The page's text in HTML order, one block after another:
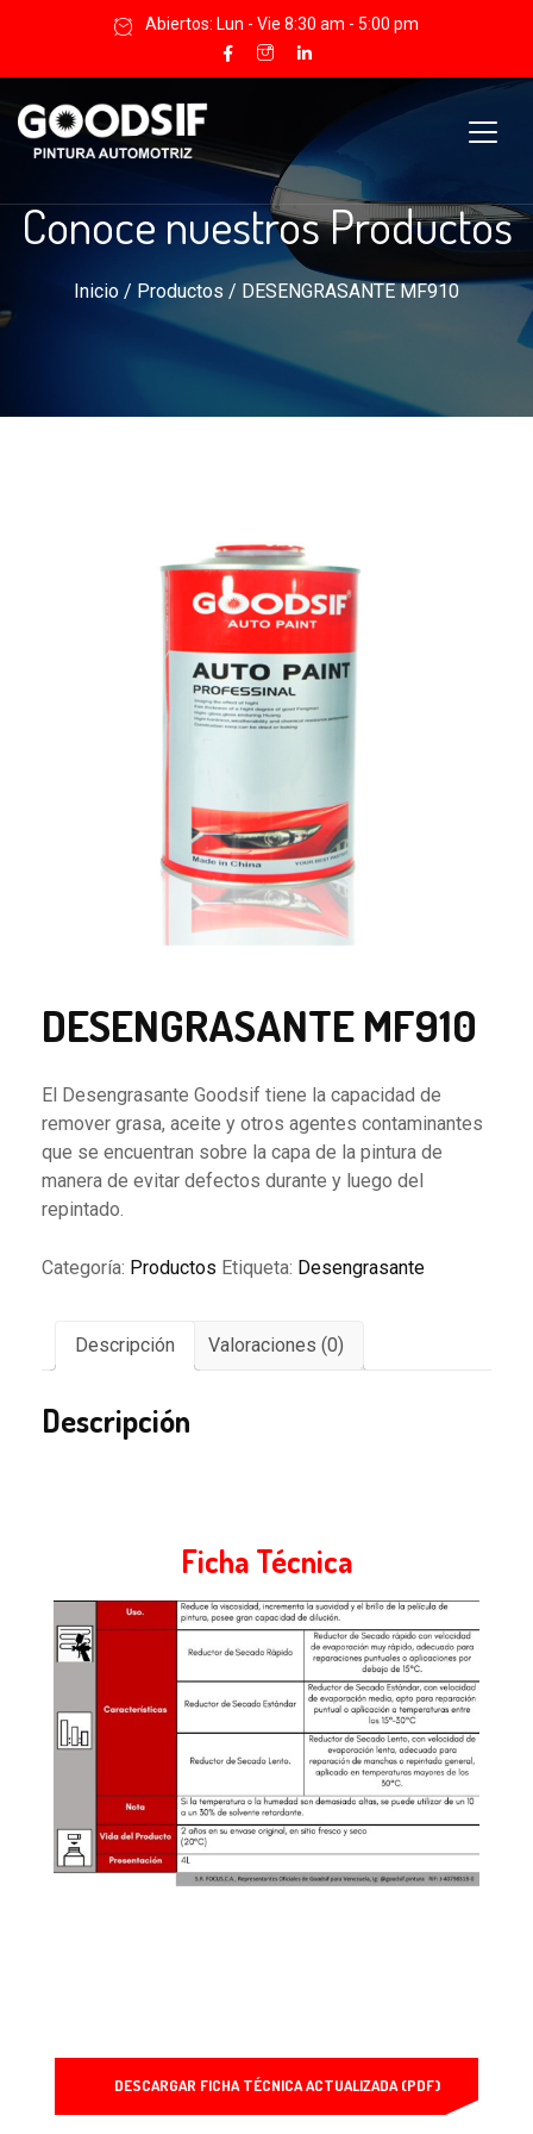
Abiertos: Lun - Vie 8:30 am - 5:00 pm
Conoce nuestros Productos
Inicio / Productos / DESENGRASANTE MF910
DESENGRASANTE MF910
El Desengrasante Goodsif tiene la capacidad de
remover grasa, aceite y otros agentes contaminantes
que se encuentran sobre la capa de la pintura de
manera de evitar defectos durante y luego del
repintado.
Categoría: Productos Etiqueta: Desengrasante
Descripción Valoraciones (0)
Descripción
Ficha Técnica
DESCARGAR FICHA TÉCNICA ACTUALIZADA (PDF)